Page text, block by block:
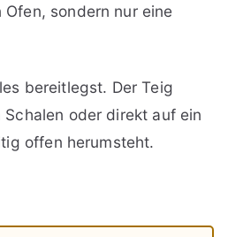
sondern nur eine
bereitlegst. Der Teig
oder direkt auf ein
offen herumsteht.